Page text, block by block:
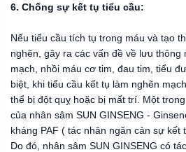
6. Chống sự kết tụ tiểu cầu:
Nếu tiểu cầu tích tụ trong máu và tạo
nghẽn, gây ra các vấn đề về lưu
mạch, nhồi máu cơ tim, đau tim, tiểu
biệt, khi tiểu cầu kết tụ làm nghẽn
thể bị đột quỵ hoặc bị mất trí. Một
của nhân sâm SUN GINSENG -
kháng PAF ( tác nhân ngăn cản sự kết
Do đó, nhân sâm SUN GINSENG có